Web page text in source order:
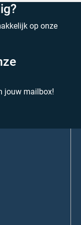
op onze
jouw mailbox!